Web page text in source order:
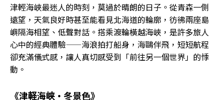
津輕海峽最迷人的時刻，莫過於晴朗的日子。從青森一側
遠望，天氣良好時甚至能看見北海道的輪廓，彷彿兩座島
嶼隔海相望、低聲對話。搭乘渡輪橫越海峽，是許多旅人
心中的經典體驗——海浪拍打船身，海鷗伴飛，短短航程
卻充滿儀式感，讓人真切感受到「前往另一個世界」的悸
動。
《津軽海峡・冬景色》